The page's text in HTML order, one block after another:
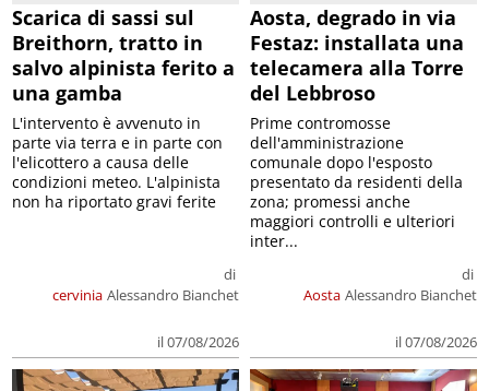
Scarica di sassi sul
Breithorn, tratto in
salvo alpinista ferito a
una gamba
cervinia
di
Alessandro Bianchet
il 07/08/2026
L'intervento è avvenuto in
parte via terra e in parte con
l'elicottero a causa delle
condizioni meteo. L'alpinista
non ha riportato gravi ferite
Aosta, degrado in via
Festaz: installata una
telecamera alla Torre
del Lebbroso
Aosta
di
Alessandro Bianchet
il 07/08/2026
Prime contromosse
dell'amministrazione
comunale dopo l'esposto
presentato da residenti della
zona; promessi anche
maggiori controlli e ulteriori
inter...